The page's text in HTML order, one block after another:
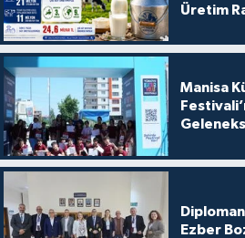
Üretim
Manisa
Ezber